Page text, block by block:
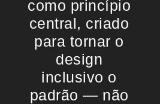
como princípio
central, criado
para tornar o
design
inclusivo o
padrão — não